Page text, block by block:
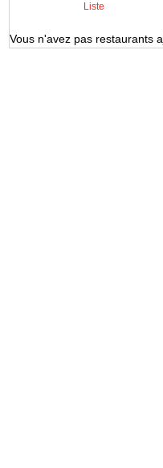
Liste
Vous n'avez pas restaurants